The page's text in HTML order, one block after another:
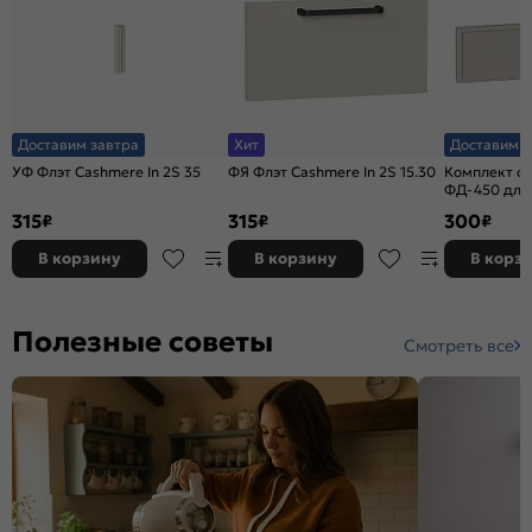
Доставим завтра
УФ Флэт Cashmere In 2S 35
315₽
В корзину
Хит
ФЯ Флэт Cashmere In 2S 15.30
315₽
В корзину
Доставим
Комплект
ФД-450 для
300₽
В
Полезные советы Смотреть все